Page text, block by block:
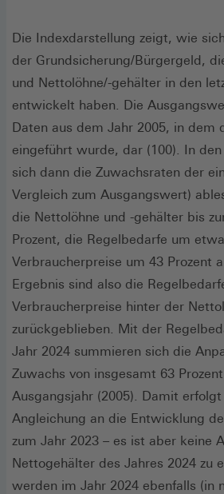
Die Indexdarstellung zeigt, wie
der Grundsicherung/Bürgergeld,
und Nettolöhne/-gehälter in den
entwickelt haben. Die
Daten aus dem Jahr 2005, in dem
eingeführt wurde, dar (100). In den
sich dann die Zuwachsraten der
Vergleich zum Ausgangswert)
die Nettolöhne und -gehälter bis
Prozent, die Regelbedarfe um
Verbraucherpreise um 43 Prozent
Ergebnis sind also die
Verbraucherpreise hinter der
zurückgeblieben. Mit der
Jahr 2024 summieren sich die
Zuwachs von insgesamt 63
Ausgangsjahr (2005). Damit
Angleichung an die Entwicklung
zum Jahr 2023 – es ist aber keine
Nettogehälter des Jahres 2024 zu
werden im Jahr 2024 ebenfalls (in